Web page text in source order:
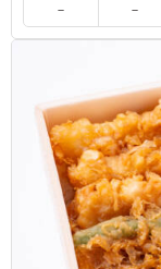
7月～9月：鶏だし
思ったより少し
したが、味も見
かりの集まりに
るのでワクワク
ご利用シーン：会
東京都江戸川区南
－ －